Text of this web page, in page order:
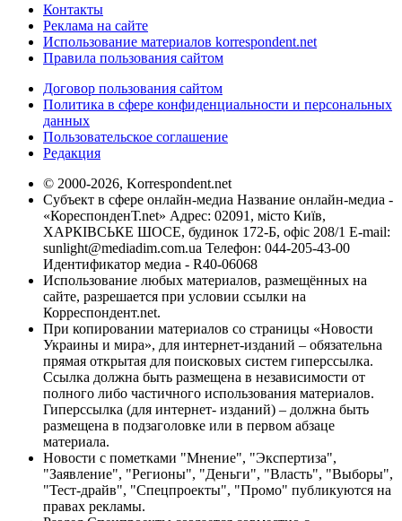
Контакты
Реклама на сайте
Использование материалов korrespondent.net
Правила пользования сайтом
Договор пользования сайтом
Политика в сфере конфиденциальности и персональных
данных
Пользовательское соглашение
Редакция
© 2000-2026, Korrespondent.net
Субъект в сфере онлайн-медиа Название онлайн-медиа -
«КореспонденТ.net» Адрес: 02091, місто Київ,
ХАРКІВСЬКЕ ШОСЕ, будинок 172-Б, офіс 208/1 E-mail:
sunlight@mediadim.com.ua Телефон: 044-205-43-00
Идентификатор медиа - R40-06068
Использование любых материалов, размещённых на
сайте, разрешается при условии ссылки на
Корреспондент.net.
При копировании материалов со страницы «Новости
Украины и мира», для интернет-изданий – обязательна
прямая открытая для поисковых систем гиперссылка.
Ссылка должна быть размещена в независимости от
полного либо частичного использования материалов.
Гиперссылка (для интернет- изданий) – должна быть
размещена в подзаголовке или в первом абзаце
материала.
Новости с пометками "Мнение", "Экспертиза",
"Заявление", "Регионы", "Деньги", "Власть", "Выборы",
"Тест-драйв", "Спецпроекты", "Промо" публикуются на
правах рекламы.